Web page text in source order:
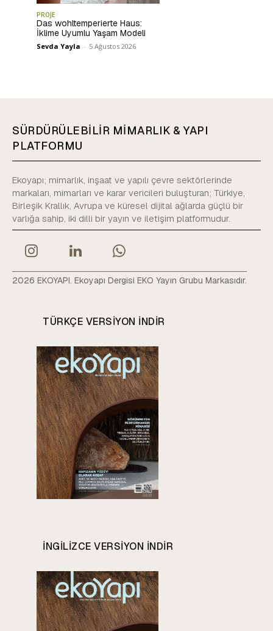
PROJE
Das wohltemperierte Haus:
İklime Uyumlu Yaşam Modeli
Sevda Yayla - 5 Ağustos 2026
SÜRDÜRÜLEBİLİR MİMARLIK & YAPI
PLATFORMU
Ekoyapı; mimarlık, inşaat ve yapılı çevre sektörlerinde
markaları, mimarları ve karar vericileri buluşturan; Türkiye,
Birleşik Krallık, Avrupa ve küresel dijital ağlarda güçlü bir
varlığa sahip, iki dilli bir yayın ve iletişim platformudur.
2026 EKOYAPI. Ekoyapı Dergisi EKO Yayın Grubu Markasıdır.
TÜRKÇE VERSIYON INDIR
INGILIZCE VERSIYON INDIR